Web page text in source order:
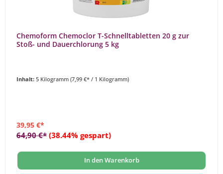
Chemoform Chemoclor T-Schnelltabletten 20 g zur
Stoß- und Dauerchlorung 5 kg
Inhalt: 5 Kilogramm (7,99 €* / 1 Kilogramm)
39,95 €*
64,90 €* (38.44% gespart)
In den Warenkorb